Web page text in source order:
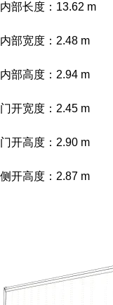
内部长度：13.62 m
内部宽度：2.48 m
内部高度：2.94 m
门开宽度：2.45 m
门开高度：2.90 m
侧开高度：2.87 m